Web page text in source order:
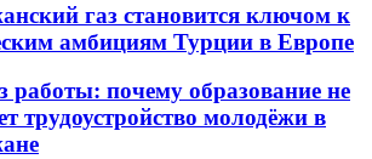
газ становится ключом к
амбициям Турции в Европе
работы: почему образование не
трудоустройство молодёжи в